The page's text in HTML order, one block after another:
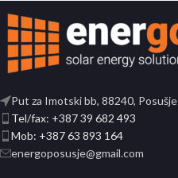
Put za Imotski bb, 88240, Posušje
Tel/fax: +387 39 682 493
Mob: +387 63 893 164
energoposusje@gmail.com